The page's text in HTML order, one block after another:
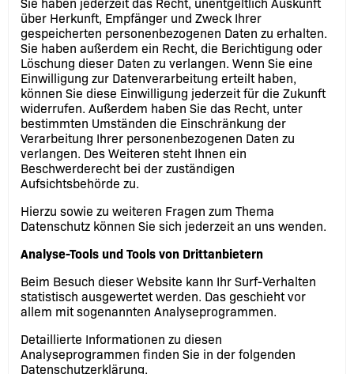
Sie haben jederzeit das Recht, unentgeltlich Auskunft
über Herkunft, Empfänger und Zweck Ihrer
gespeicherten personenbezogenen Daten zu erhalten.
Sie haben außerdem ein Recht, die Berichtigung oder
Löschung dieser Daten zu verlangen. Wenn Sie eine
Einwilligung zur Datenverarbeitung erteilt haben,
können Sie diese Einwilligung jederzeit für die Zukunft
widerrufen. Außerdem haben Sie das Recht, unter
bestimmten Umständen die Einschränkung der
Verarbeitung Ihrer personenbezogenen Daten zu
verlangen. Des Weiteren steht Ihnen ein
Beschwerderecht bei der zuständigen
Aufsichtsbehörde zu.
Hierzu sowie zu weiteren Fragen zum Thema
Datenschutz können Sie sich jederzeit an uns wenden.
Analyse-Tools und Tools von Dritt­anbietern
Beim Besuch dieser Website kann Ihr Surf-Verhalten
statistisch ausgewertet werden. Das geschieht vor
allem mit sogenannten Analyseprogrammen.
Detaillierte Informationen zu diesen
Analyseprogrammen finden Sie in der folgenden
Datenschutzerklärung.